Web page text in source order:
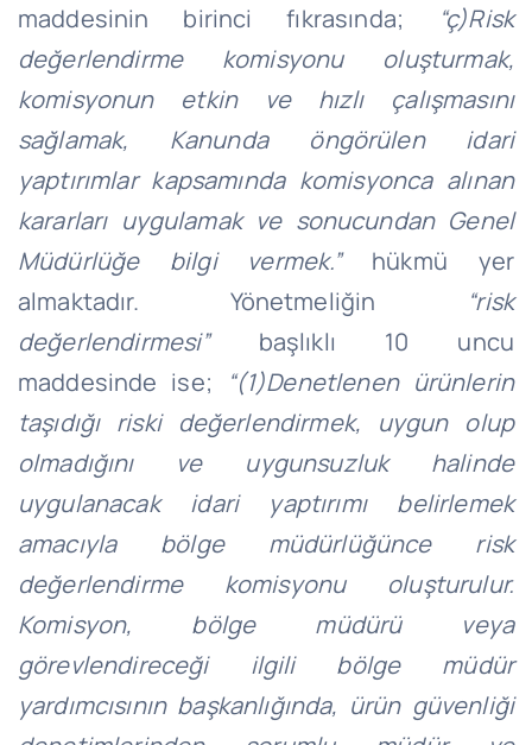
maddesinin birinci fıkrasında;
“ç)Risk
değerlendirme komisyonu oluşturmak,
komisyonun etkin ve hızlı çalışmasını
sağlamak, Kanunda öngörülen idari
yaptırımlar kapsamında komisyonca alınan
kararları uygulamak ve sonucundan Genel
Müdürlüğe bilgi vermek.”hükmü yer
almaktadır. Yönetmeliğin
“risk
değerlendirmesi”başlıklı 10 uncu
maddesinde ise;
“(1)Denetlenen ürünlerin
taşıdığı riski değerlendirmek, uygun olup
olmadığını ve uygunsuzluk halinde
uygulanacak idari yaptırımı belirlemek
amacıyla bölge müdürlüğünce risk
değerlendirme komisyonu oluşturulur.
Komisyon, bölge müdürü veya
görevlendireceği ilgili bölge müdür
yardımcısının başkanlığında, ürün güvenliği